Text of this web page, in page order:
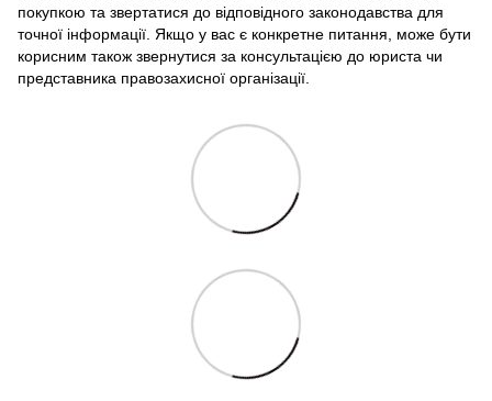
покупкою та звертатися до відповідного законодавства для
точної інформації. Якщо у вас є конкретне питання, може бути
корисним також звернутися за консультацією до юриста чи
представника правозахисної організації.